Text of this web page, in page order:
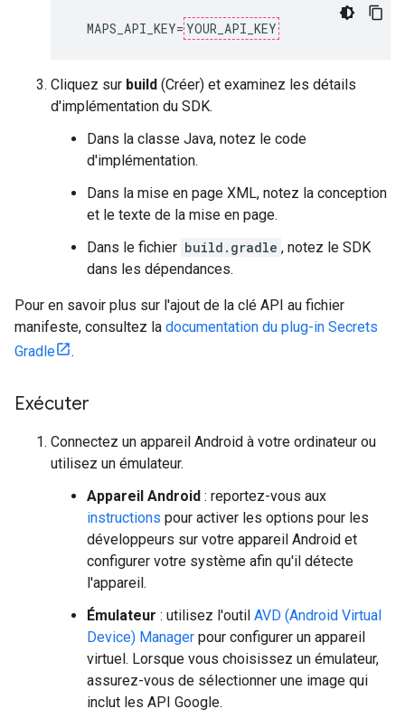
  MAPS_API_KEY=
YOUR_API_KEY
Cliquez sur build (Créer) et examinez les détails
d'implémentation du SDK.
Dans la classe Java, notez le code
d'implémentation.
Dans la mise en page XML, notez la conception
et le texte de la mise en page.
Dans le fichier build.gradle , notez le SDK
dans les dépendances.
Pour en savoir plus sur l'ajout de la clé API au fichier
manifeste, consultez la documentation du plug-in Secrets
Gradle
.
Exécuter
Connectez un appareil Android à votre ordinateur ou
utilisez un émulateur.
Appareil Android : reportez-vous aux
instructions pour activer les options pour les
développeurs sur votre appareil Android et
configurer votre système afin qu'il détecte
l'appareil.
Émulateur : utilisez l'outil AVD (Android Virtual
Device) Manager pour configurer un appareil
virtuel. Lorsque vous choisissez un émulateur,
assurez-vous de sélectionner une image qui
inclut les API Google.